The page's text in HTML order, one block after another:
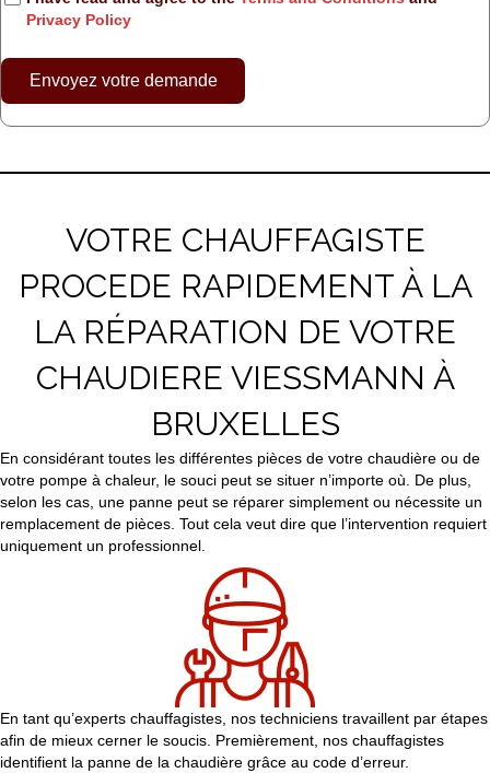
Privacy Policy
Envoyez votre demande
VOTRE CHAUFFAGISTE
PROCEDE RAPIDEMENT À LA
LA RÉPARATION DE VOTRE
CHAUDIERE VIESSMANN À
BRUXELLES
En considérant toutes les différentes pièces de votre chaudière ou de
votre pompe à chaleur, le souci peut se situer n’importe où. De plus,
selon les cas, une panne peut se réparer simplement ou nécessite un
remplacement de pièces. Tout cela veut dire que l’intervention requiert
uniquement un professionnel.
En tant qu’experts chauffagistes, nos techniciens travaillent par étapes
afin de mieux cerner le soucis. Premièrement, nos chauffagistes
identifient la panne de la chaudière grâce au code d’erreur.